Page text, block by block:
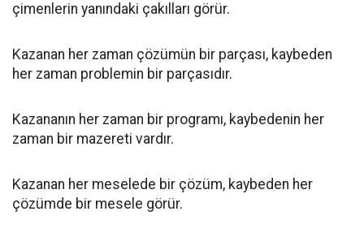
çimenlerin yanındaki çakılları görür.
Kazanan her zaman çözümün bir parçası, kaybeden
her zaman problemin bir parçasıdır.
Kazananın her zaman bir programı, kaybedenin her
zaman bir mazereti vardır.
Kazanan her meselede bir çözüm, kaybeden her
çözümde bir mesele görür.